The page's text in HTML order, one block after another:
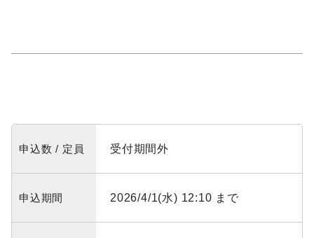
申込数 / 定員 受付期間外
申込期間 2026/4/1(水) 12:10 まで